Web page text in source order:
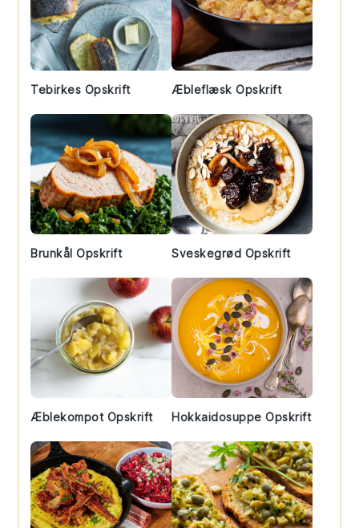
Tebirkes Opskrift Æbleflæsk Opskrift
Brunkål Opskrift Sveskegrød Opskrift
Æblekompot Opskrift Hokkaidosuppe Opskrift